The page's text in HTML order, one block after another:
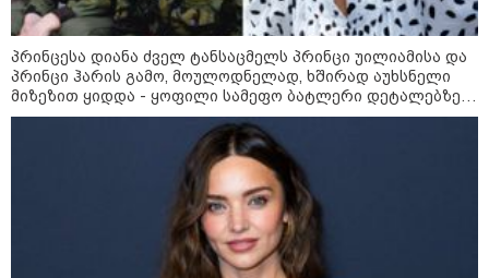
მკვლელობა პირდაპირ ეთერში:
ცნობილ "ტიკტოკერს" ლაივის
დროს ესროლეს, ის ადგილზე
გარდაიცვალა - რას ამბობს
მომხდარზე მექსიკის პოლიცია
კატეგორიის ყველა სიახლე
პრინცესა დიანა ძველ ტანსაცმელს პრინცი უილიამისა და
პრინცი ჰარის გამო, მოულოდნელად, ხშირად აუხსნელი
მიზეზით ყიდდა - ყოფილი სამეფო ბატლერი დეტალებზე
საკუთარ წიგნში საუბრობს